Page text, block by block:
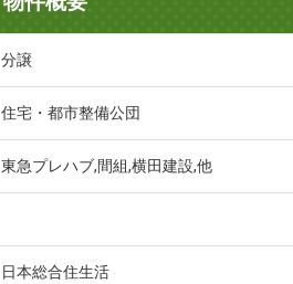
分譲
住宅・都市整備公団
東急プレハブ,間組,横田建設,他
日本総合住生活